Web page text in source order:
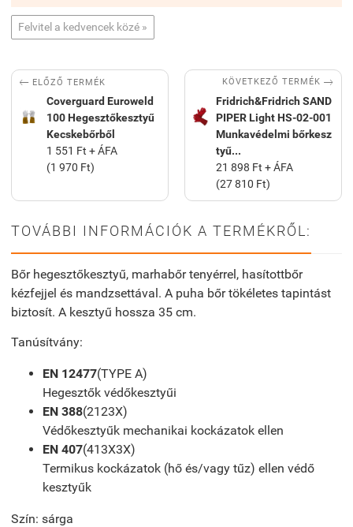
Felvitel a kedvencek közé »
 ELŐZŐ TERMÉK
Coverguard Euroweld
100 Hegesztőkesztyű
Kecskebőrből
1 551 Ft + ÁFA
(1 970 Ft)
KÖVETKEZŐ TERMÉK 
Fridrich&Fridrich SAND
PIPER Light HS-02-001
Munkavédelmi bőrkesz
tyű...
21 898 Ft + ÁFA
(27 810 Ft)
TOVÁBBI INFORMÁCIÓK A TERMÉKRŐL:
Bőr hegesztőkesztyű, marhabőr tenyérrel, hasítottbőr
kézfejjel és mandzsettával. A puha bőr tökéletes tapintást
biztosít. A kesztyű hossza 35 cm.
Tanúsítvány:
EN 12477(TYPE A)
Hegesztők védőkesztyűi
EN 388(2123X)
Védőkesztyűk mechanikai kockázatok ellen
EN 407(413X3X)
Termikus kockázatok (hő és/vagy tűz) ellen védő
kesztyűk
Szín: sárga